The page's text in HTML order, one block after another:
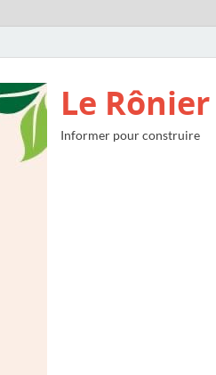
Le Rônier
Informer pour construire